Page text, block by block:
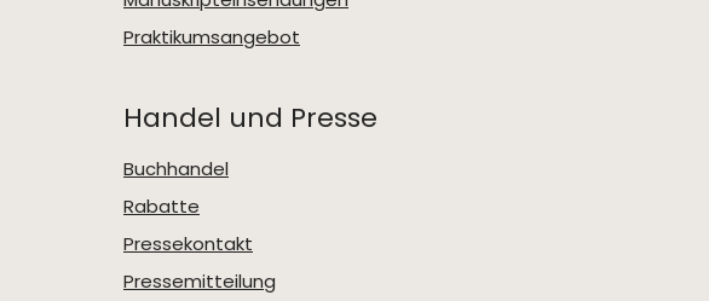
Praktikumsangebot
Handel und Presse
Buchhandel
Rabatte
Pressekontakt
Pressemitteilung